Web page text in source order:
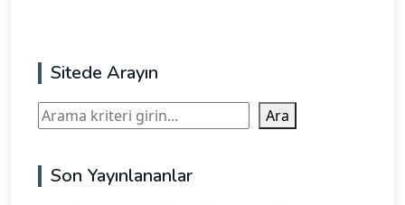
Sitede Arayın
Ara Ara
Son Yayınlananlar